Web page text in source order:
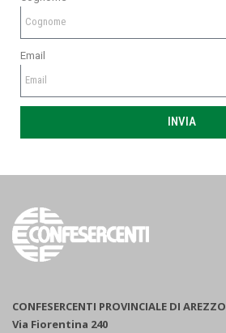
Email
INVIA
CONFESERCENTI PROVINCIALE DI AREZZO
Via Fiorentina 240